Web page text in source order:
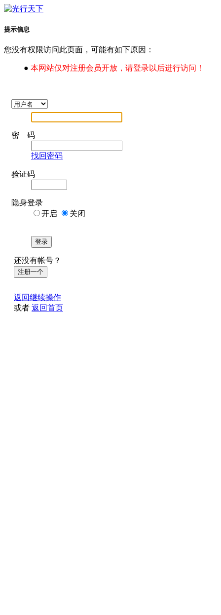
提示信息
您没有权限访问此页面，可能有如下原因：
● 本网站仅对注册会员开放，请登录以后进行访问！
密 码
找回密码
验证码
隐身登录
开启
关闭
登录
还没有帐号？
注册一个
返回继续操作
或者 返回首页